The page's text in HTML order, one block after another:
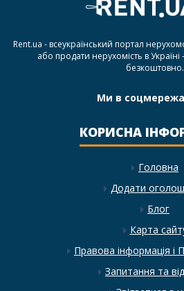
Rent.ua - всеукраїнський портал
або продати нерухомість в
безкоштовно.
Ми в
КОРИСНА
Головна
Додати
Блог
Карта
Правова інформація і
Запитання та